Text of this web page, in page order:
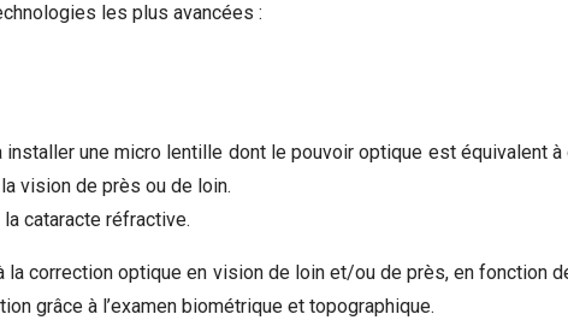
les plus avancées :
une micro lentille dont le pouvoir optique est équivalent
vision de près ou de loin.
cataracte réfractive.
correction optique en vision de loin et/ou de près, en fonction
grâce à l’examen biométrique et topographique.